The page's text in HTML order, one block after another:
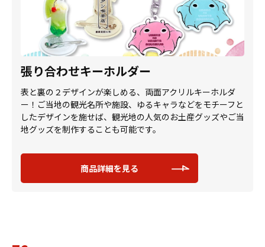
張り合わせキーホルダー
表と裏の２デザインが楽しめる、両面アクリルキーホルダ
ー！ご当地の観光名所や施設、ゆるキャラなどをモチーフと
したデザインを施せば、観光地の人気のお土産グッズやご当
地グッズを制作することも可能です。
商品詳細を見る